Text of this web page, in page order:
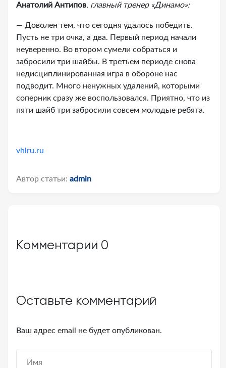
Анатолий Антипов, главный тренер «Динамо»:
— Доволен тем, что сегодня удалось победить.
Пусть не три очка, а два. Первый период начали
неуверенно. Во втором сумели собраться и
забросили три шайбы. В третьем периоде снова
недисциплинированная игра в обороне нас
подводит. Много ненужных удалений, которыми
соперник сразу же воспользовался. Приятно, что из
пяти шайб три забросили совсем молодые ребята.
vhlru.ru
Автор статьи: admin
Комментарии 0
Оставьте комментарий
Ваш адрес email не будет опубликован.